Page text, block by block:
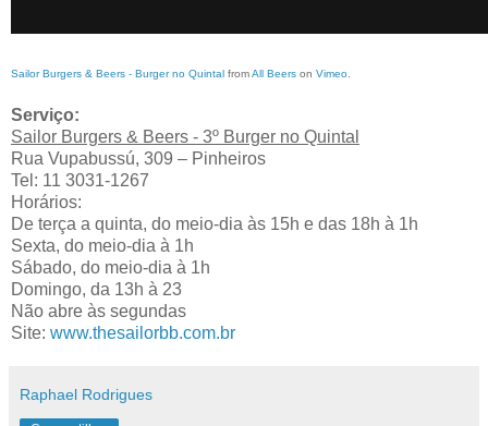
Sailor Burgers & Beers - Burger no Quintal fromAll Beers on Vimeo
Serviço:
Sailor Burgers & Beers - 3º Burger no Quintal
Rua Vupabussú, 309 – Pinheiros
Tel: 11 3031-1267
Horários:
De terça a quinta, do meio-dia às 15h e das 18h à 1h
Sexta, do meio-dia à 1h
Sábado, do meio-dia à 1h
Domingo, da 13h à 23
Não abre às segundas
Site: www.thesailorbb.com.br
Raphael Rodrigues